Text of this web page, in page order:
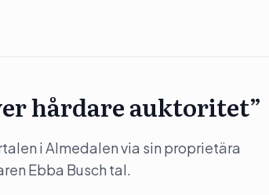
hårdare auktoritet”
i Almedalen via sin proprietära
Ebba Busch tal.